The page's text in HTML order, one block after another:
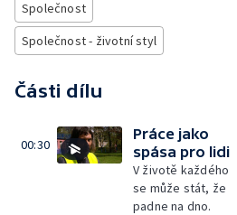
Společnost
Společnost - životní styl
Části dílu
00:30
Práce jako
spása pro lidi
V životě každého
se může stát, že
padne na dno.